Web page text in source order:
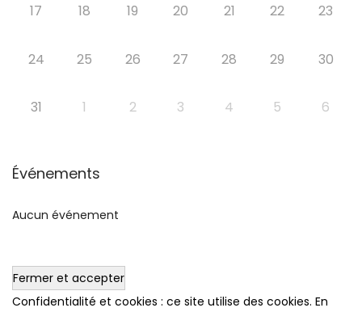
17 18 19 20 21 22 23
24 25 26 27 28 29 30
31 1 2 3 4 5 6
Événements
Aucun événement
Confidentialité et cookies : ce site utilise des cookies. En